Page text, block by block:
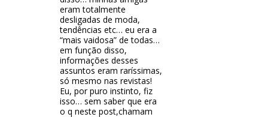
eram totalmente
desligadas de moda,
tendências etc… eu era a
“mais vaidosa” de todas…
em função disso,
informações desses
assuntos eram raríssimas,
só mesmo nas revistas!
Eu, por puro instinto, fiz
isso… sem saber que era
o q neste post,chamam